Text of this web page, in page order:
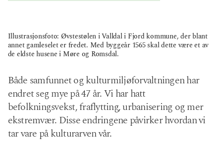
Illustrasjonsfoto: Øvstestølen i Valldal i Fjord kommune, der blant
annet gamleselet er fredet. Med byggeår 1565 skal dette være et av
de eldste husene i Møre og Romsdal.
Både samfunnet og kulturmiljøforvaltningen har
endret seg mye på 47 år. Vi har hatt
befolkningsvekst, fraflytting, urbanisering og mer
ekstremvær. Disse endringene påvirker hvordan vi
tar vare på kulturarven vår.